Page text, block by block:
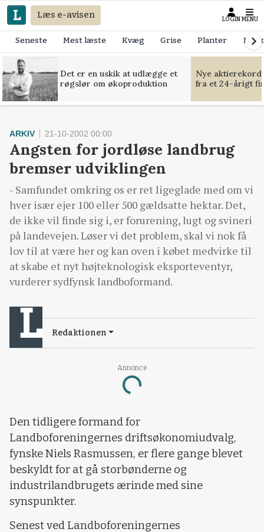
Læs e-avisen LOGIN MENU
Seneste Mest læste Kvæg Grise Planter
Det er en uskik at udlægge et
røgslør om økoproduktion
Nye
fra et 24-årigt
Annonce
Loading...
ARKIV 21-10-2002 00:00
Angsten for jordløse landbrug
bremser udviklingen
- Samfundet omkring os er ret ligeglade med om vi
hver især ejer 100 eller 500 gældsatte hektar. Det,
de ikke vil finde sig i, er forurening, lugt og svineri
på landevejen. Løser vi det problem, skal vi nok få
lov til at være her og kan oven i købet medvirke til
at skabe et nyt højteknologisk eksporteventyr,
vurderer sydfynsk landboformand.
Redaktionen
Den tidligere formand for
Landboforeningernes driftsøkonomiudvalg,
fynske Niels Rasmussen, er flere gange blevet
beskyldt for at gå storbønderne og
industrilandbrugets ærinde med sine
synspunkter.
Senest ved Landboforeningernes